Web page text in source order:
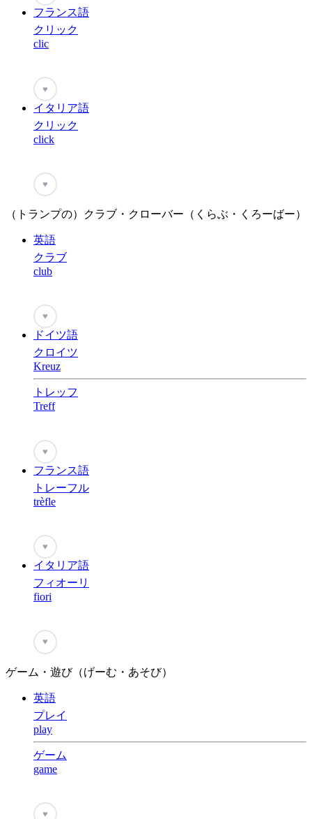
フランス語
クリック
clic
♥
イタリア語
クリック
click
♥
（トランプの）クラブ・クローバー（くらぶ・くろーばー）
英語
クラブ
club
♥
ドイツ語
クロイツ
Kreuz
トレッフ
Treff
♥
フランス語
トレーフル
trèfle
♥
イタリア語
フィオーリ
fiori
♥
ゲーム・遊び（げーむ・あそび）
英語
プレイ
play
ゲーム
game
♥